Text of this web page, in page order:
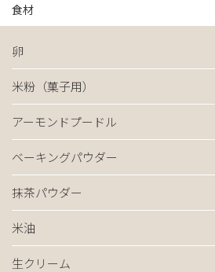
食材
卵
米粉（菓子用）
アーモンドプードル
ベーキングパウダー
抹茶パウダー
米油
生クリーム